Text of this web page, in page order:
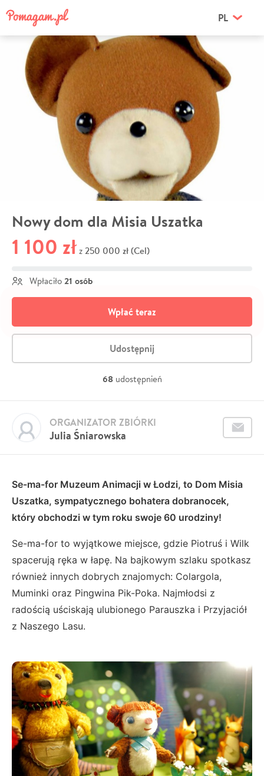
PL
Nowy dom dla Misia Uszatka
1 100 zł z 250 000 zł (Cel)
Wpłaciło 21 osób
Wpłać teraz
Udostępnij
68 udostępnień
Julia Śniarowska
ORGANIZATOR ZBIÓRKI
Se-ma-for Muzeum Animacji w Łodzi, to Dom Misia
Uszatka, sympatycznego bohatera dobranocek,
który obchodzi w tym roku swoje 60 urodziny!
Se-ma-for to wyjątkowe miejsce, gdzie Piotruś i Wilk
spacerują ręka w łapę. Na bajkowym szlaku spotkasz
również innych dobrych znajomych: Colargola,
Muminki oraz Pingwina Pik-Poka. Najmłodsi z
radością uściskają ulubionego Parauszka i Przyjaciół
z Naszego Lasu.